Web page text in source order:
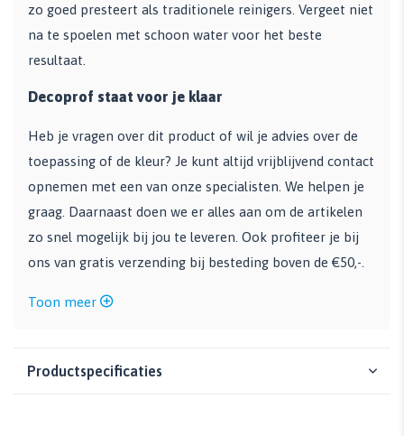
zo goed presteert als traditionele reinigers. Vergeet niet
na te spoelen met schoon water voor het beste
resultaat.
Decoprof staat voor je klaar
Heb je vragen over dit product of wil je advies over de
toepassing of de kleur? Je kunt altijd vrijblijvend contact
opnemen met een van onze specialisten. We helpen je
graag. Daarnaast doen we er alles aan om de artikelen
zo snel mogelijk bij jou te leveren. Ook profiteer je bij
ons van gratis verzending bij besteding boven de €50,-.
Toon meer
Productspecificaties